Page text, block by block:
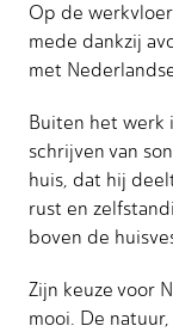
Op de
mede dankzij
met
Buiten het werk
schrijven van
huis, dat hij
rust en
boven de
Zijn keuze voor
mooi. De